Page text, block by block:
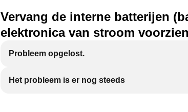
Vervang de interne batterijen
elektronica van stroom
Probleem opgelost.
Het probleem is er nog steeds